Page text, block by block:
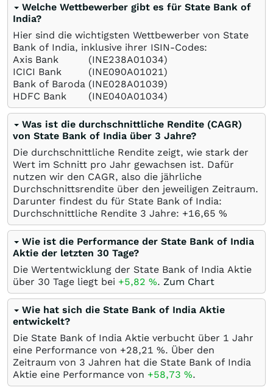
Welche Wettbewerber gibt es für State Bank of
India?
Hier sind die wichtigsten Wettbewerber von State
Bank of India, inklusive ihrer ISIN-Codes:
Axis Bank
(INE238A01034)
ICICI Bank
(INE090A01021)
Bank of Baroda (INE028A01039)
HDFC Bank
(INE040A01034)
Was ist die durchschnittliche Rendite (CAGR)
von State Bank of India über 3 Jahre?
Die durchschnittliche Rendite zeigt, wie stark der
Wert im Schnitt pro Jahr gewachsen ist. Dafür
nutzen wir den CAGR, also die jährliche
Durchschnittsrendite über den jeweiligen Zeitraum.
Darunter findest du für State Bank of India:
Durchschnittliche Rendite 3 Jahre: +16,65 %
Wie ist die Performance der State Bank of India
Aktie der letzten 30 Tage?
Die Wertentwicklung der State Bank of India Aktie
über 30 Tage liegt bei +5,82 %. Zum Chart
Wie hat sich die State Bank of India Aktie
entwickelt?
Die State Bank of India Aktie verbucht über 1 Jahr
eine Performance von +28,21 %. Über den
Zeitraum von 3 Jahren hat die State Bank of India
Aktie eine Performance von +58,73 %.